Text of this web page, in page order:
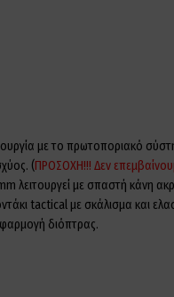
με το πρωτοποριακό
(ΠΡΟΣΟΧΗ!!! Δεν
λειτουργεί με σπαστή κάνη
tactical με σκάλισμα και
διόπτρας.